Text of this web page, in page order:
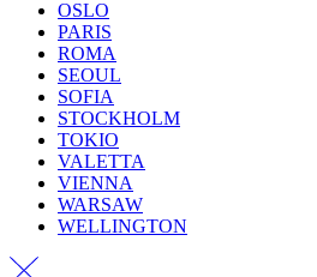
OSLO
PARIS
ROMA
SEOUL
SOFIA
STOCKHOLM
TOKIO
VALETTA
VIENNA
WARSAW
WELLINGTON